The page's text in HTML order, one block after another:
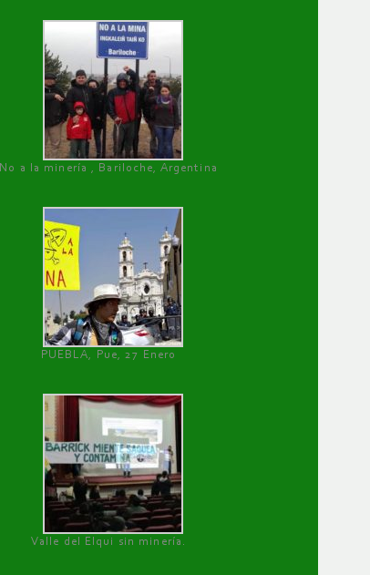
No a la minería , Bariloche, Argentina
PUEBLA, Pue, 27 Enero
Valle del Elqui sin minería.